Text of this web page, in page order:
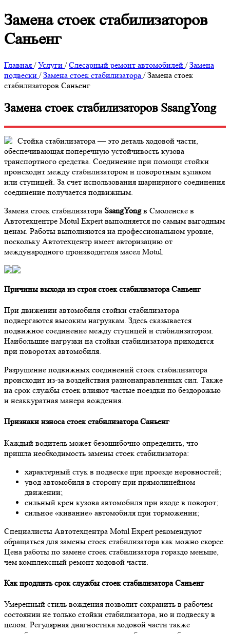
Замена стоек стабилизаторов
Саньенг
Главная /Услуги /Слесарный ремонт автомобилей /Замена
подвески /Замена стоек стабилизатора /Замена стоек
стабилизаторов Саньенг
Замена стоек стабилизаторов SsangYong
Стойка стабилизатора — это деталь ходовой части,
обеспечивающая поперечную устойчивость кузова
транспортного средства. Соединение при помощи стойки
происходит между стабилизатором и поворотным кулаком
или ступицей. За счет использования шарнирного соединения
соединение получается подвижным.
Замена стоек стабилизатора SsangYongв Смоленске в
Автотехцентре Motul Expert выполняется по самым выгодным
ценам. Работы выполняются на профессиональном уровне,
поскольку Автотехцентр имеет авторизацию от
международного производителя масел Motul.
Причины выхода из строя стоек стабилизатора Саньенг
При движении автомобиля стойки стабилизатора
подвергаются высоким нагрузкам. Здесь сказывается
подвижное соединение между ступицей и стабилизатором.
Наибольшие нагрузки на стойки стабилизатора приходятся
при поворотах автомобиля.
Разрушение подвижных соединений стоек стабилизатора
происходит из-за воздействия разнонаправленных сил. Также
на срок службы стоек влияют частые поездки по бездорожью
и неаккуратная манера вождения.
Признаки износа стоек стабилизатора Саньенг
Каждый водитель может безошибочно определить, что
пришла необходимость замены стоек стабилизатора:
характерный стук в подвеске при проезде неровностей;
увод автомобиля в сторону при прямолинейном
движении;
сильный крен кузова автомобиля при входе в поворот;
сильное «кивание» автомобиля при торможении;
Специалисты Автотехцентра Motul Expert рекомендуют
обращаться для замены стоек стабилизатора как можно скорее.
Цена работы по замене стоек стабилизатора гораздо меньше,
чем комплексный ремонт ходовой части.
Как продлить срок службы стоек стабилизатора Саньенг
Умеренный стиль вождения позволит сохранить в рабочем
состоянии не только стойки стабилизатора, но и подвеску в
целом. Регулярная диагностика ходовой части также